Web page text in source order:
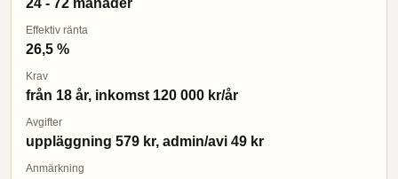
24 - 72 månader
Effektiv ränta
26,5 %
Krav
från 18 år, inkomst 120 000 kr/år
Avgifter
uppläggning 579 kr, admin/avi 49 kr
Anmärkning